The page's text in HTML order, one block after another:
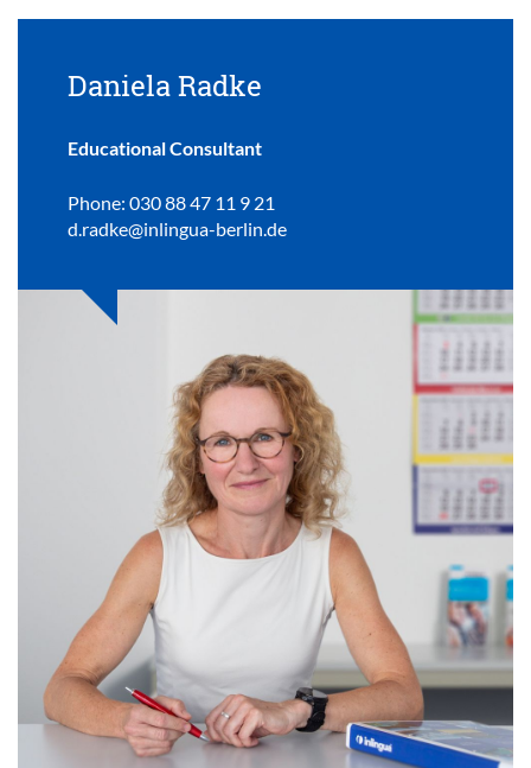
Daniela Radke
Educational Consultant
Phone: 030 88 47 11 9 21
d.radke@inlingua-berlin.de